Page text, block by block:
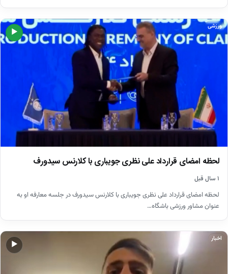
▶
ورزشی
لحظه امضای قرارداد علی نظری جویباری با کلارنس سیدورف
۱ سال قبل
لحظه امضای قرارداد علی نظری جویباری با کلارنس سیدورف در جلسه معارفه او به
عنوان مشاور ورزشی باشگاه…
▶
اخبار